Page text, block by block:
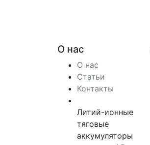
О нас
О нас
Статьи
Контакты
Литий-ионные
тяговые
аккумуляторы